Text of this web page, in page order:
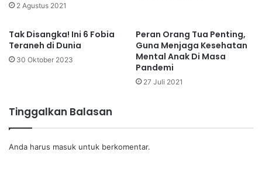
2 Agustus 2021
Tak Disangka! Ini 6 Fobia
Teraneh di Dunia
30 Oktober 2023
Peran Orang Tua Penting,
Guna Menjaga Kesehatan
Mental Anak Di Masa
Pandemi
27 Juli 2021
Tinggalkan Balasan
Anda harus masuk untuk berkomentar.